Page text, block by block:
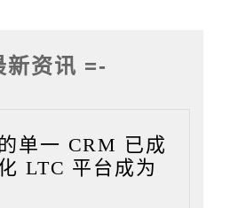
新资讯 =-
单一 CRM 已成
LTC 平台成为